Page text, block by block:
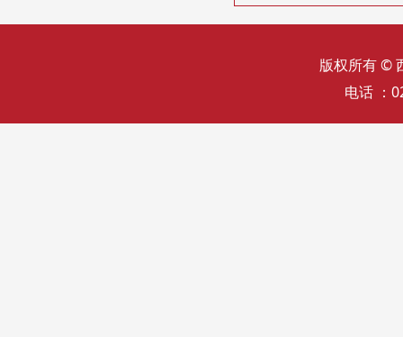
版权所有 ©
电话 ：